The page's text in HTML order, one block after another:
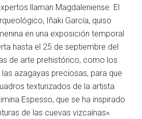
llaman Magdaleniense. El
Iñaki García, quiso
en una exposición temporal
hasta el 25 de septiembre del
de arte prehistórico, como los
azagayas preciosas, para que
texturizados de la artista
Espesso, que se ha inspirado
de las cuevas vizcaínas».